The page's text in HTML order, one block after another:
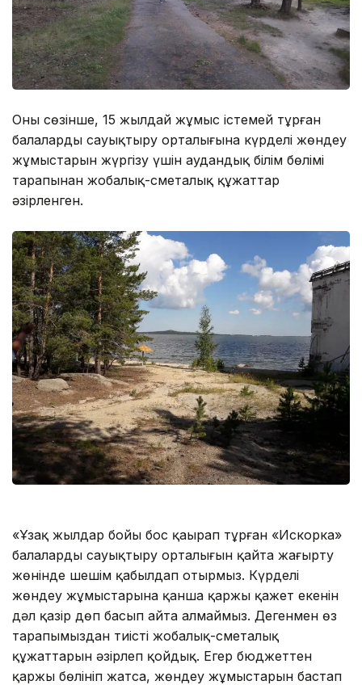
Оның сөзінше, 15 жылдай жұмыс істемей тұрған
балалардың сауықтыру орталығына күрделі жөндеу
жұмыстарын жүргізу үшін аудандық білім бөлімі
тарапынан жобалық-сметалық құжаттар
әзірленген.
«Ұзақ жылдар бойы бос қаңырап тұрған «Искорка»
балалардың сауықтыру орталығын қайта жаңғырту
жөнінде шешім қабылдап отырмыз. Күрделі
жөндеу жұмыстарына қанша қаржы қажет екенін
дəл қазір дөп басып айта алмаймыз. Дегенмен өз
тарапымыздан тиісті жобалық-сметалық
құжаттарын әзірлеп қойдық. Егер бюджеттен
қаржы бөлініп жатса, жөндеу жұмыстарын бастап